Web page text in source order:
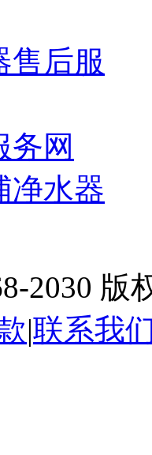
售后服
务网
净水器
2030 版
|联系我